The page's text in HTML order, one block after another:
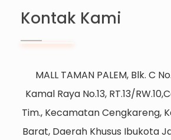
Kontak Kami
MALL TAMAN PALEM, Blk. C
Kamal Raya No.13, RT.13/
Tim., Kecamatan Cengkareng,
Barat, Daerah Khusus Ibukota